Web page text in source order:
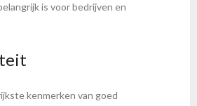
is voor bedrijven en
kenmerken van goed